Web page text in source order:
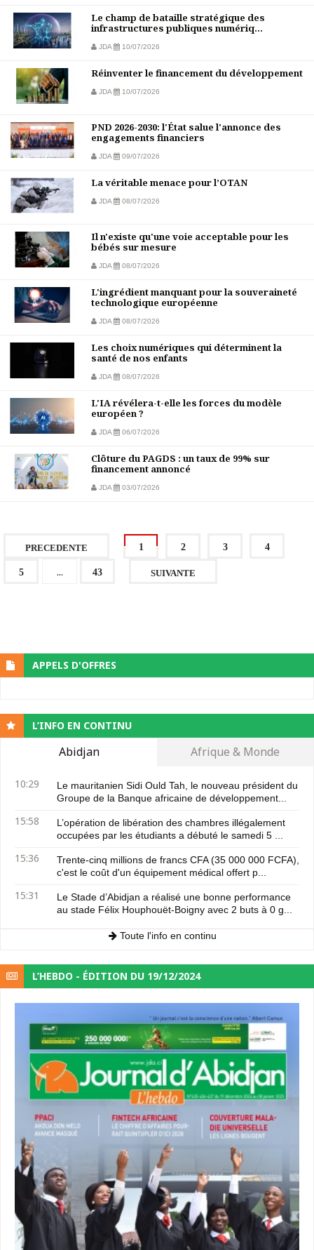
Le champ de bataille stratégique des
infrastructures publiques numériq...
JDA 10/07/2026
Réinventer le financement du développement
JDA 10/07/2026
PND 2026-2030: l'État salue l'annonce des
engagements financiers
JDA 09/07/2026
La véritable menace pour l’OTAN
JDA 08/07/2026
Il n'existe qu'une voie acceptable pour les
bébés sur mesure
JDA 08/07/2026
L'ingrédient manquant pour la souveraineté
technologique européenne
JDA 08/07/2026
Les choix numériques qui déterminent la
santé de nos enfants
JDA 08/07/2026
L'IA révélera-t-elle les forces du modèle
européen ?
JDA 06/07/2026
Clôture du PAGDS : un taux de 99% sur
financement annoncé
JDA 03/07/2026
PRECEDENTE 1 2 3 4
5 ... 43 SUIVANTE
APPELS D'OFFRES
L’INFO EN CONTINU
Abidjan Afrique & Monde
10:29
Le mauritanien Sidi Ould Tah, le nouveau président du
Groupe de la Banque africaine de développement...
15:58
L’opération de libération des chambres illégalement
occupées par les étudiants a débuté le samedi 5 ...
15:36
Trente-cinq millions de francs CFA (35 000 000 FCFA),
c'est le coût d'un équipement médical offert p...
15:31
Le Stade d’Abidjan a réalisé une bonne performance
au stade Félix Houphouët-Boigny avec 2 buts à 0 g...
Toute l'info en continu
L’HEBDO - ÉDITION DU 19/12/2024